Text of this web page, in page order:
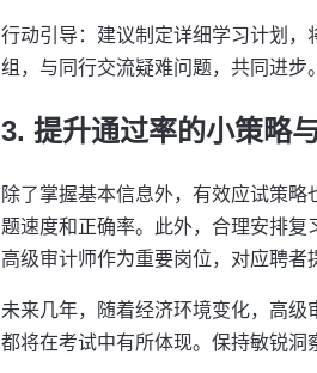
行动引导：建议制定详细学习计划
组，与同行交流疑难问题，共同进步。
3. 提升通过率的小策略
除了掌握基本信息外，有效应试策
题速度和正确率。此外，合理安排复
高级审计师作为重要岗位，对应聘者
未来几年，随着经济环境变化，高级
都将在考试中有所体现。保持敏锐洞